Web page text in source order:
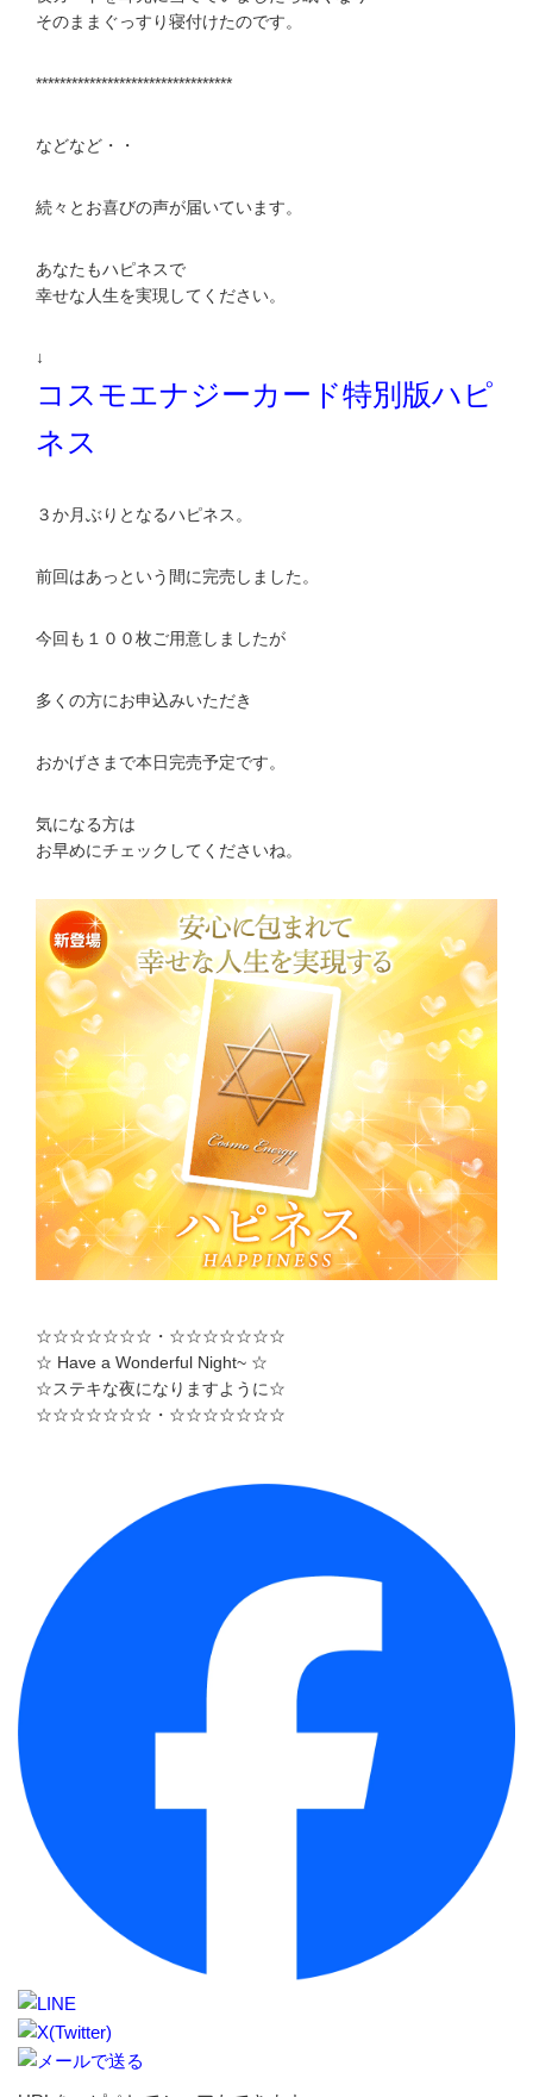
そのままぐっすり寝付けたのです。
*********************************
などなど・・
続々とお喜びの声が届いています。
あなたもハピネスで
幸せな人生を実現してください。
↓
コスモエナジーカード特別版ハピ
ネス
３か月ぶりとなるハピネス。
前回はあっという間に完売しました。
今回も１００枚ご用意しましたが
多くの方にお申込みいただき
おかげさまで本日完売予定です。
気になる方は
お早めにチェックしてくださいね。
☆☆☆☆☆☆☆・☆☆☆☆☆☆☆
☆ Have a Wonderful Night~ ☆
☆ステキな夜になりますように☆
☆☆☆☆☆☆☆・☆☆☆☆☆☆☆